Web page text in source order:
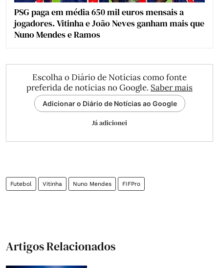
PSG paga em média 650 mil euros mensais a
jogadores. Vitinha e João Neves ganham mais que
Nuno Mendes e Ramos
Escolha o Diário de Notícias como fonte
preferida de notícias no Google. Saber mais
Adicionar o Diário de Notícias ao Google
Já adicionei
Futebol Vitinha Nuno Mendes FIFPro
Artigos Relacionados